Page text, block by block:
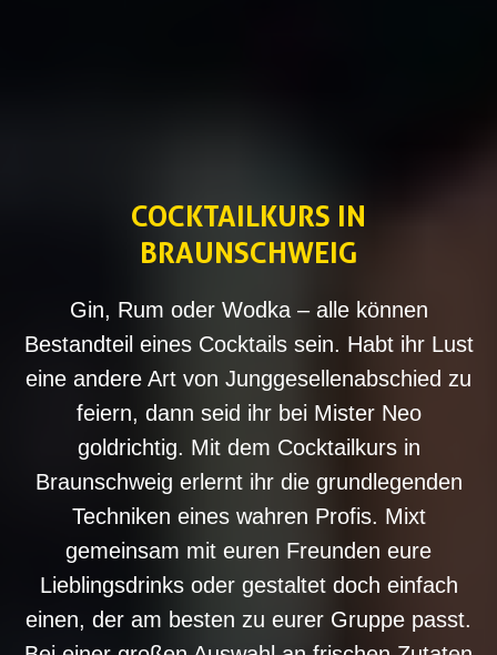
COCKTAILKURS IN
BRAUNSCHWEIG
Gin, Rum oder Wodka – alle können
Bestandteil eines Cocktails sein. Habt ihr Lust
eine andere Art von Junggesellenabschied zu
feiern, dann seid ihr bei Mister Neo
goldrichtig. Mit dem Cocktailkurs in
Braunschweig erlernt ihr die grundlegenden
Techniken eines wahren Profis. Mixt
gemeinsam mit euren Freunden eure
Lieblingsdrinks oder gestaltet doch einfach
einen, der am besten zu eurer Gruppe passt.